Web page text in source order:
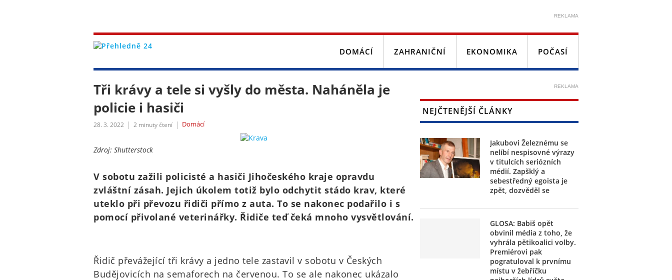
REKLAMA
DOMÁCÍ ZAHRANIČNÍ EKONOMIKA POČASÍ
Tři krávy a tele si vyšly do města. Naháněla je
policie i hasiči
28. 3. 2022 2 minuty čtení Domácí
Zdroj: Shutterstock
V sobotu zažili policisté a hasiči Jihočeského kraje opravdu
zvláštní zásah. Jejich úkolem totiž bylo odchytit stádo krav, které
uteklo při převozu řidiči přímo z auta. To se nakonec podařilo i s
pomocí přivolané veterinářky. Řidiče teď čeká mnoho vysvětlování.
Řidič převážející tři krávy a jedno tele zastavil v sobotu v Českých
Budějovicích na semaforech na červenou. To se ale nakonec ukázalo
REKLAMA
NEJČTENĚJŠÍ ČLÁNKY
Jakubovi Železnému se
nelíbí nespisovné výrazy
v titulcích seriózních
médií. Zapšklý a
sebestředný egoista je
zpět, dozvěděl se
GLOSA: Babiš opět
obvinil média z toho, že
vyhrála pětikoalici volby.
Premiérovi pak
pogratuloval k prvnímu
místu v žebříčku